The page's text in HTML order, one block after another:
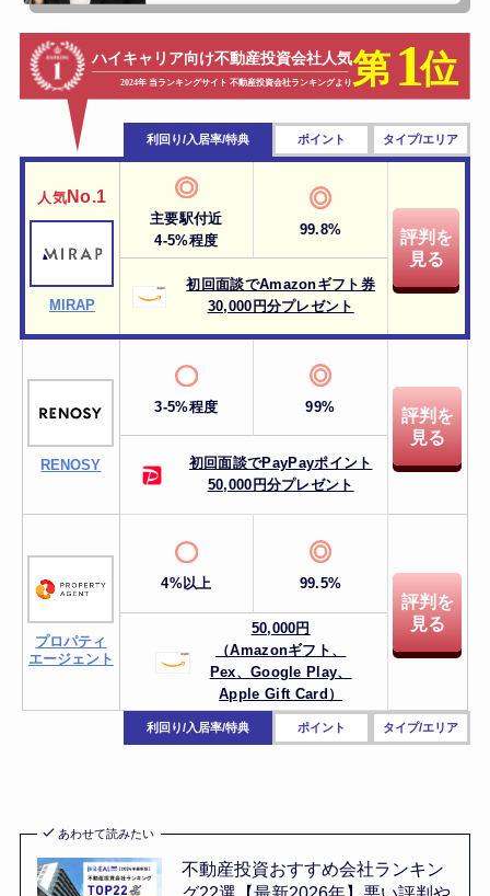
利回り/入居率/特典 ポイント タイプ/エリア
人気No.1
MIRAP
主要駅付近
4-5%程度
99.8%
評判を
見る
初回面談でAmazonギフト券
30,000円分プレゼント
RENOSY
3-5%程度 99%
評判を
見る
初回面談でPayPayポイント
50,000円分プレゼント
プロパティ
エージェント
4%以上 99.5%
評判を
見る
50,000円
（Amazonギフト、
Pex、 Google Play、
Apple Gift Card）
利回り/入居率/特典 ポイント タイプ/エリア
あわせて読みたい
不動産投資おすすめ会社ランキン